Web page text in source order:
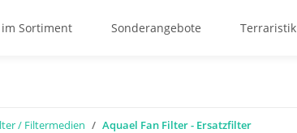
Sortiment Sonderangebote Terraristik
/ Filtermedien Aquael Fan Filter - Ersatzfilter